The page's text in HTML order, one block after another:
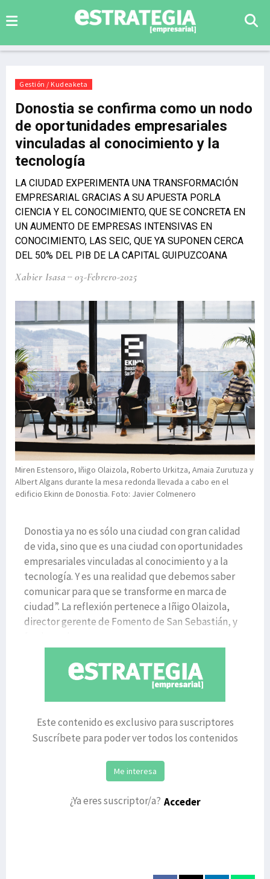
Gestión / Kudeaketa
Donostia se confirma como un nodo
de oportunidades empresariales
vinculadas al conocimiento y la
tecnología
LA CIUDAD EXPERIMENTA UNA TRANSFORMACIÓN
EMPRESARIAL GRACIAS A SU APUESTA PORLA
CIENCIA Y EL CONOCIMIENTO, QUE SE CONCRETA EN
UN AUMENTO DE EMPRESAS INTENSIVAS EN
CONOCIMIENTO, LAS SEIC, QUE YA SUPONEN CERCA
DEL 50% DEL PIB DE LA CAPITAL GUIPUZCOANA
Xabier Isasa 03-Febrero-2025
Miren Estensoro, Iñigo Olaizola, Roberto Urkitza, Amaia Zurutuza y
Albert Algans durante la mesa redonda llevada a cabo en el
edificio Ekinn de Donostia. Foto: Javier Colmenero
Donostia ya no es sólo una ciudad con gran calidad
de vida, sino que es una ciudad con oportunidades
empresariales vinculadas al conocimiento y a la
tecnología. Y es una realidad que debemos saber
comunicar para que se transforme en marca de
ciudad”. La reflexión pertenece a Iñigo Olaizola,
director gerente de Fomento de San Sebastián, y
Este contenido es exclusivo para suscriptores
Suscríbete para poder ver todos los contenidos
Me interesa
¿Ya eres suscriptor/a? Acceder